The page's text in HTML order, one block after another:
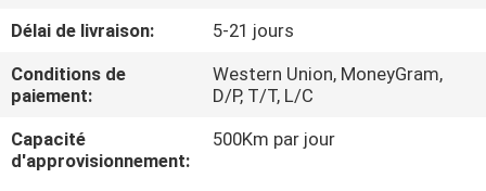
NOUVELLES
CAS
Délai de livraison:
5-21 jours
Conditions de
paiement:
Western Union, MoneyGram,
D/P, T/T, L/C
Capacité
d'approvisionnement:
500Km par jour